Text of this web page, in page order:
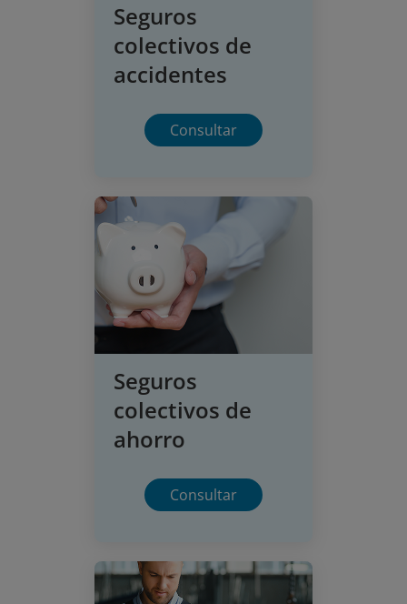
Seguros
colectivos de
accidentes
Consultar
Seguros
colectivos de
ahorro
Consultar